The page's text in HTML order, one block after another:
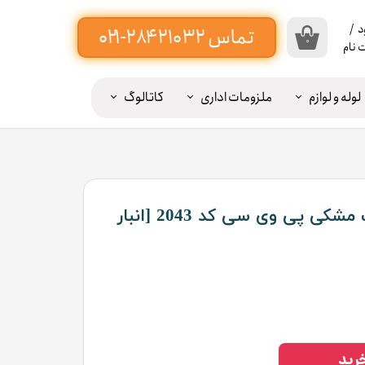
لوله و لوازم ملزومات اداری کاتالوگ
۰
/
نام
دیوارپوش ترمووال رنگ مشکی پی وی سی کد 2043 [انبار